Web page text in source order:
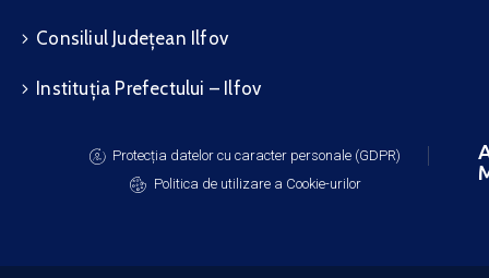
Consiliul Județean Ilfov
Instituția Prefectului – Ilfov
Protecția datelor cu caracter personale (GDPR)
Politica de utilizare a Cookie-urilor